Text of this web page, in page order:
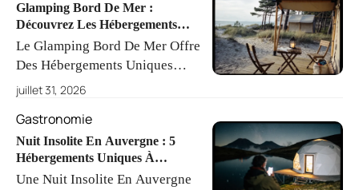
Soins Personnalisés Et Nature
Réunis Garantissent Une
Escapade Inoubliable.
Glamping Bord De Mer :
Découvrez Les Hébergements
Insolites !
Le Glamping Bord De Mer Offre
Des Hébergements Uniques
Comme Des Lodges Safari Et Des
Profiterez D'un Confort Moderne
Tout En Étant À Deux Pas De La
Plage, Idéal Pour Tous.
juillet 31, 2026
Gastronomie
Nuit Insolite En Auvergne : 5
Hébergements Uniques À
Découvrir !
Une Nuit Insolite En Auvergne